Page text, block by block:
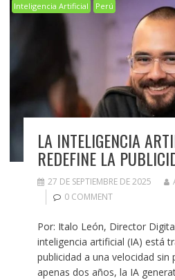
Inteligencia Artificial Perú
LA INTELIGENCIA
REDEFINE LA
27 DE SEPTIEMBRE DE 2025
0 COMMENT
Por: Italo León, Director
inteligencia artificial (IA) está
publicidad a una velocidad sin
apenas dos años, la IA